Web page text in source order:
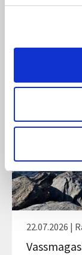
28.07.2026
22.07.2026 |